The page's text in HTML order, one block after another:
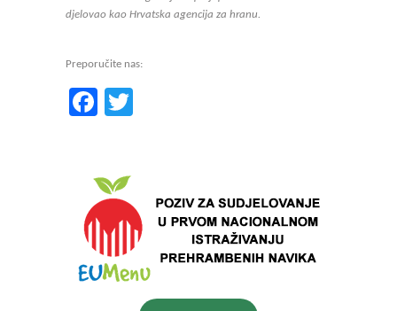
djelovao kao Hrvatska agencija za hranu.
Preporučite nas:
Facebook